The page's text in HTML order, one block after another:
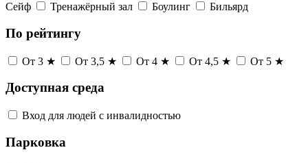
Сейф
Тренажёрный зал Боулинг Бильярд
По рейтингу
От 3 ★ От 3,5 ★ От 4 ★ От 4,5 ★ От 5 ★
Доступная среда
Вход для людей с инвалидностью
Парковка